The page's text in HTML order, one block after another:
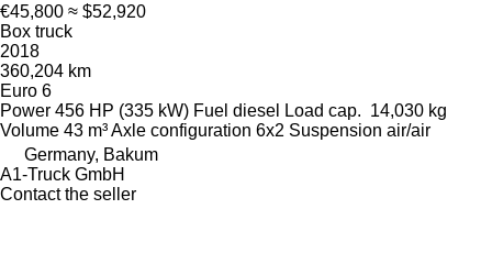
€45,800 ≈ $52,920
Box truck
2018
360,204 km
Euro 6
Power 456 HP (335 kW) Fuel diesel Load cap. 14,030 kg
Volume 43 m³Axle configuration 6x2 Suspension air/air
Germany, Bakum
A1-Truck GmbH
Contact the seller